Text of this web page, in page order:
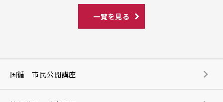
一覧を見る
国循 市民公開講座